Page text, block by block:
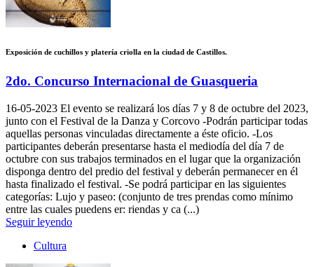
Exposición de cuchillos y platería criolla en la ciudad de Castillos.
2do. Concurso Internacional de Guasqueria
16-05-2023 El evento se realizará los días 7 y 8 de octubre del 2023,
junto con el Festival de la Danza y Corcovo -Podrán participar todas
aquellas personas vinculadas directamente a éste oficio. -Los
participantes deberán presentarse hasta el mediodía del día 7 de
octubre con sus trabajos terminados en el lugar que la organización
disponga dentro del predio del festival y deberán permanecer en él
hasta finalizado el festival. -Se podrá participar en las siguientes
categorías: Lujo y paseo: (conjunto de tres prendas como mínimo
entre las cuales puedens er: riendas y ca (...)
Seguir leyendo
Cultura